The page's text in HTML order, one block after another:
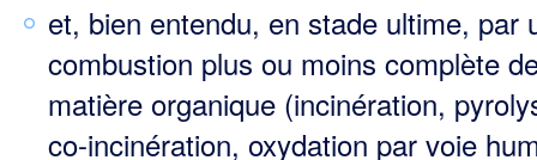
et, bien entendu, en stade ultime, par
combustion plus ou moins complète
matière organique (incinération,
co-incinération, oxydation par voie